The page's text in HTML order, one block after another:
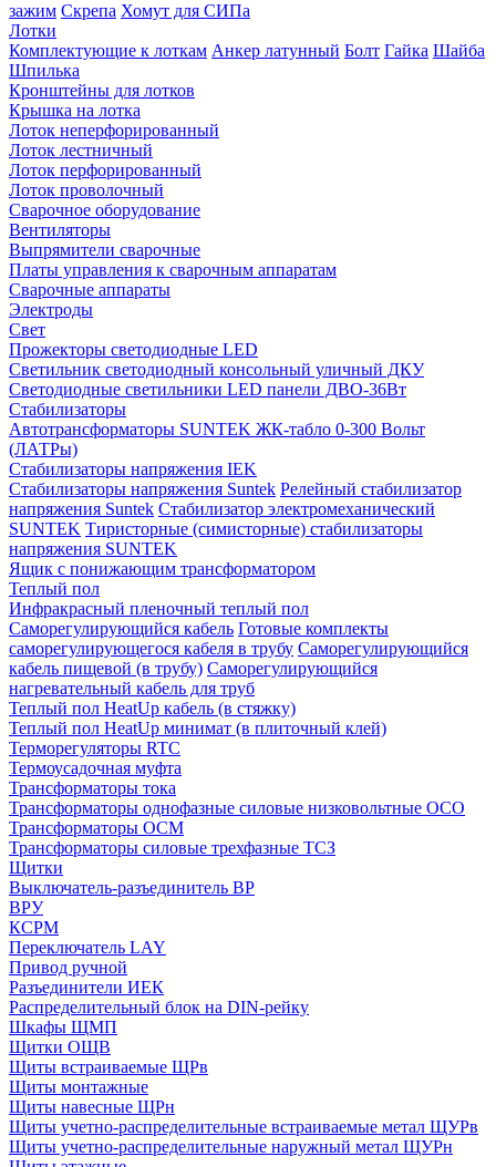
зажим Скрепа Хомут для СИПа
Лотки
Комплектующие к лоткам Анкер латунный Болт Гайка Шайба
Шпилька
Кронштейны для лотков
Крышка на лотка
Лоток неперфорированный
Лоток лестничный
Лоток перфорированный
Лоток проволочный
Сварочное оборудование
Вентиляторы
Выпрямители сварочные
Платы управления к сварочным аппаратам
Сварочные аппараты
Электроды
Свет
Прожекторы светодиодные LED
Светильник светодиодный консольный уличный ДКУ
Светодиодные светильники LED панели ДВО-36Вт
Стабилизаторы
Автотрансформаторы SUNTEK ЖК-табло 0-300 Вольт
(ЛАТРы)
Стабилизаторы напряжения IEK
Стабилизаторы напряжения Suntek Релейный стабилизатор
напряжения Suntek Стабилизатор электромеханический
SUNTEK Тиристорные (симисторные) стабилизаторы
напряжения SUNTEK
Ящик с понижающим трансформатором
Теплый пол
Инфракрасный пленочный теплый пол
Саморегулирующийся кабель Готовые комплекты
саморегулирующегося кабеля в трубу Саморегулирующийся
кабель пищевой (в трубу) Саморегулирующийся
нагревательный кабель для труб
Теплый пол HeatUp кабель (в стяжку)
Теплый пол HeatUp минимат (в плиточный клей)
Терморегуляторы RTC
Термоусадочная муфта
Трансформаторы тока
Трансформаторы однофазные силовые низковольтные ОСО
Трансформаторы ОСМ
Трансформаторы силовые трехфазные ТСЗ
Щитки
Выключатель-разъединитель ВР
ВРУ
КСРМ
Переключатель LAY
Привод ручной
Разъединители ИЕК
Распределительный блок на DIN-рейку
Шкафы ЩМП
Щитки ОЩВ
Щиты встраиваемые ЩРв
Щиты монтажные
Щиты навесные ЩРн
Щиты учетно-распределительные встраиваемые метал ЩУРв
Щиты учетно-распределительные наружный метал ЩУРн